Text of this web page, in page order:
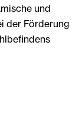
und
der Förderung